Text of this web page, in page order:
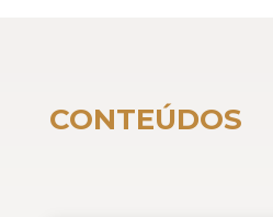
CONTEÚDOS